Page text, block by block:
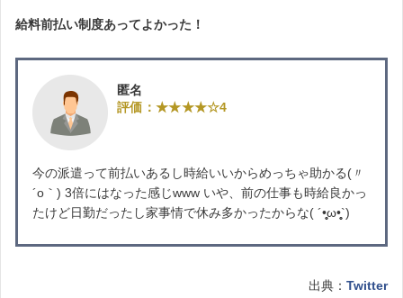
給料前払い制度あってよかった！
匿名
評価：★★★★☆4
今の派遣って前払いあるし時給いいからめっちゃ助かる(〃
´o｀) 3倍にはなった感じwww いや、前の仕事も時給良かっ
たけど日勤だったし家事情で休み多かったからな( ´•̥̥̥ω•̥̥̥`)
出典： Twitter